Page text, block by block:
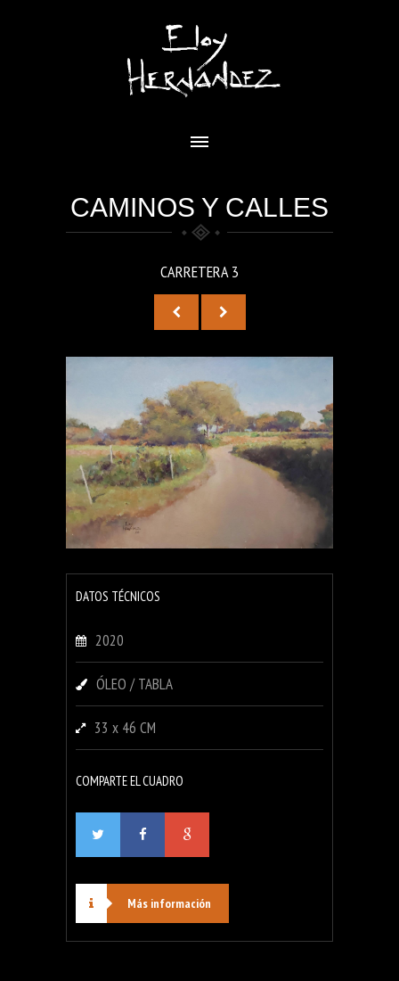
CAMINOS Y CALLES
CARRETERA 3
DATOS TÉCNICOS
2020
ÓLEO / TABLA
33 x 46 CM
COMPARTE EL CUADRO
Más información